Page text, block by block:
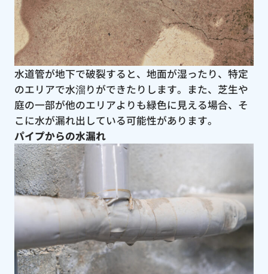
水道管が地下で破裂すると、地面が湿ったり、特定
のエリアで水溜りができたりします。また、芝生や
庭の一部が他のエリアよりも緑色に見える場合、そ
こに水が漏れ出している可能性があります。
パイプからの水漏れ